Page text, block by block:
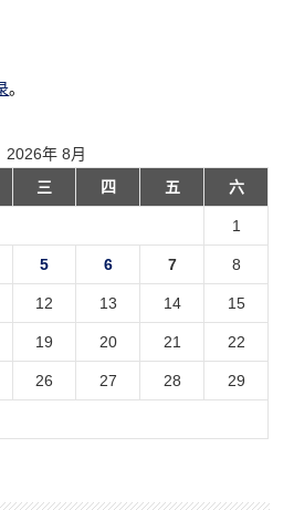
。
2026年 8月
三 四 五 六
1
5 6 7 8
12 13 14 15
19 20 21 22
26 27 28 29